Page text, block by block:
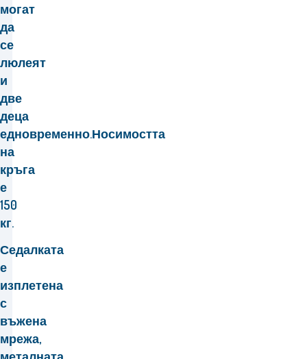
могат
да
се
люлеят
и
две
деца
едновременно.Носимостта
на
кръга
е
150
кг.
Седалката
е
изплетена
с
въжена
мрежа,